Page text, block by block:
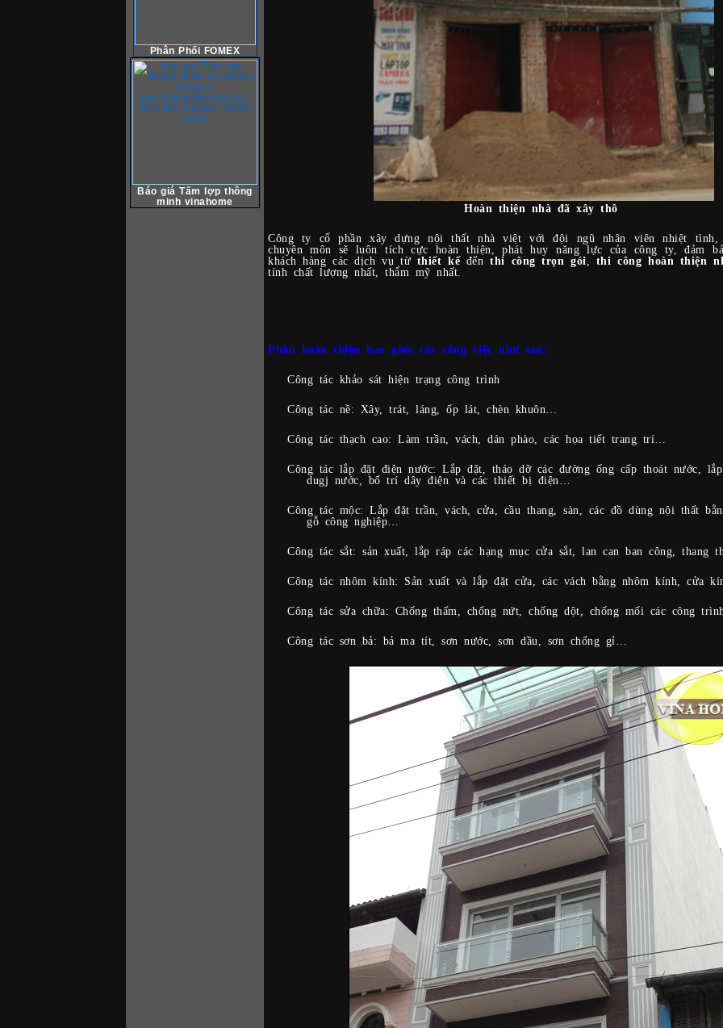
Phân Phối FOMEX
Báo giá Tấm lợp thông
minh vinahome
Hoàn thiện nhà đã xây thô
Công ty cổ phần xây dựng nội thất nhà việt với đội ngũ nhân viên nhiệt tình,
chuyên môn sẽ luôn tích cực hoàn thiện, phát huy năng lực của công ty, đảm
khách hàng các dịch vụ từ thiết kế đếnthi công trọn gói, thi công hoàn thiện
tính chất lượng nhất, thẩm mỹ nhất.
Phần hoàn thiện bao gồm các công việc như sau:
Công tác khảo sát hiện trạng công trình
Công tác nề: Xây, trát, láng, ốp lát, chèn khuôn…
Công tác thạch cao: Làm trần, vách, dán phào, các họa tiết trang trí…
Công tác lắp đặt điện nước: Lắp đặt, tháo dỡ các đường ống cấp thoát nước,
dugj nước, bố trí dây điện và các thiết bị điện…
Công tác mộc: Lắp đặt trần, vách, cửa, cầu thang, sàn, các đồ dùng nội thất
gỗ công nghiệp…
Công tác sắt: sản xuất, lắp ráp các hạng mục cửa sắt, lan can ban công, thang
Công tác nhôm kính: Sản xuất và lắp đặt cửa, các vách bằng nhôm kính, cửa
Công tác sửa chữa: Chống thấm, chống nứt, chống dột, chống mối các công
Công tác sơn bả: bả ma tít, sơn nước, sơn dầu, sơn chống gỉ…